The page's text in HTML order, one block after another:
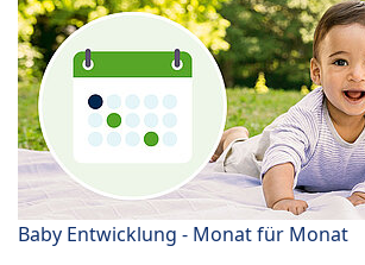
Baby Entwicklung - Monat für Monat